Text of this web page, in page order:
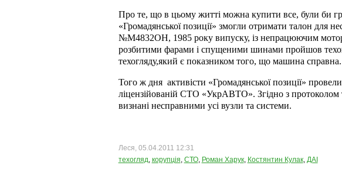
Про те, що в цьому житті можна купити все, були би
«Громадянської позиції» змогли отримати талон для
№М4832ОН, 1985 року випуску, із непрацюючим
розбитими фарами і спущеними шинами пройшов
техогляду,який є показником того, що машина справна.
Того ж дня активісти «Громадянської позиції»
ліцензійованій СТО «УкрАВТО». Згідно з
визнані несправними усі вузли та системи.
Леся, 05.04.2011 12:31
техогляд, корупція, СТО, Роман Харук, Костянтин Кулак, ДАІ